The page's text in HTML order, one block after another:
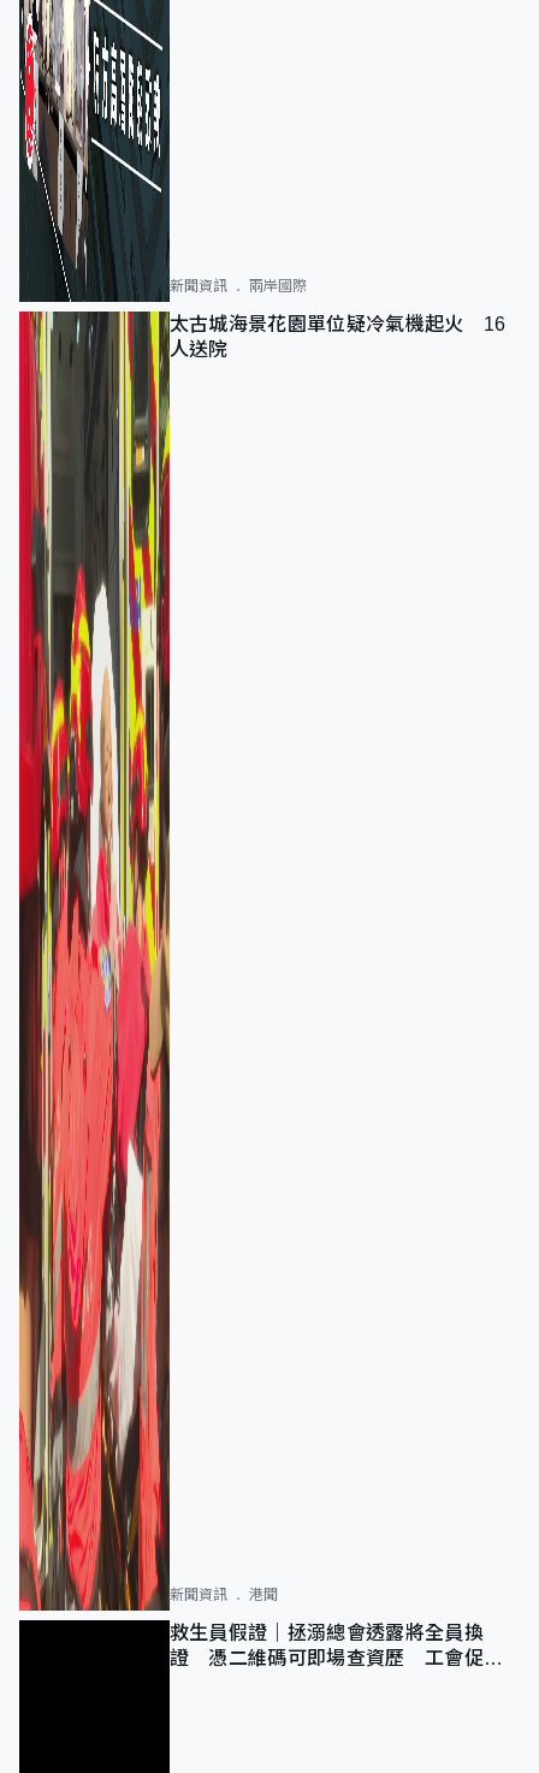
新聞資訊 兩岸國際
太古城海景花園單位疑冷氣機起火 16
人送院
新聞資訊 港聞
救生員假證｜拯溺總會透露將全員換
證 憑二維碼可即場查資歷 工會促加